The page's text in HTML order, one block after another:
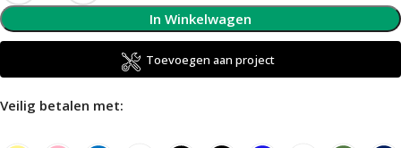
In Winkelwagen
Toevoegen aan project
Veilig betalen met: